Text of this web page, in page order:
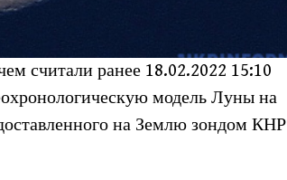
считали ранее 18.02.2022 15:10
модель Луны на
на Землю зондом КНР